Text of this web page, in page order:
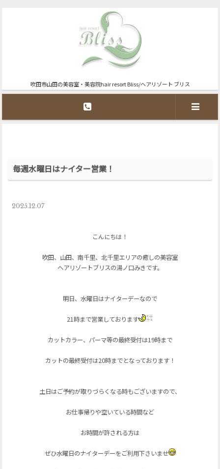
吹田市山田の美容室・美容院hair resort Bliss/ヘアリゾート ブリス
毎週水曜日はナイター営業！
2025.12.07
こんにちは！
吹田、山田、南千里、北千里エリアの癒しの美容室
ヘアリゾートブリスの湯ノ口みきです。
明日、水曜日はナイターデーなので
21時まで営業しております
カットカラー、パーマ等の最終受付は19時まで
カットの最終受付は20時までとなっております！
土日はご予約が取りづらくなる時もございますので、
お仕事帰りや空いている時間など
お時間が許される方は
ぜひ水曜日のナイターデーをご利用下さいませ